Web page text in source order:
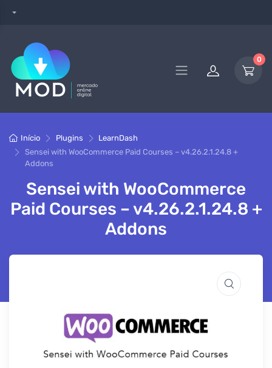
0
Início Plugins
LearnDash
Sensei with WooCommerce Paid Courses – v4.26.2.1.24.8 +
Addons
Sensei with WooCommerce
Paid Courses – v4.26.2.1.24.8 +
Addons